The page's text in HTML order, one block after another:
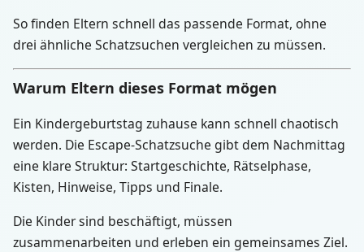
So finden Eltern schnell das passende Format, ohne
drei ähnliche Schatzsuchen vergleichen zu müssen.
Warum Eltern dieses Format mögen
Ein Kindergeburtstag zuhause kann schnell chaotisch
werden. Die Escape-Schatzsuche gibt dem Nachmittag
eine klare Struktur: Startgeschichte, Rätselphase,
Kisten, Hinweise, Tipps und Finale.
Die Kinder sind beschäftigt, müssen
zusammenarbeiten und erleben ein gemeinsames Ziel.